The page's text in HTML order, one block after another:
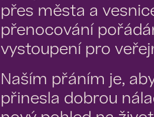
přes města a
přenocování
vystoupení pro
Naším přáním je,
přinesla dobrou